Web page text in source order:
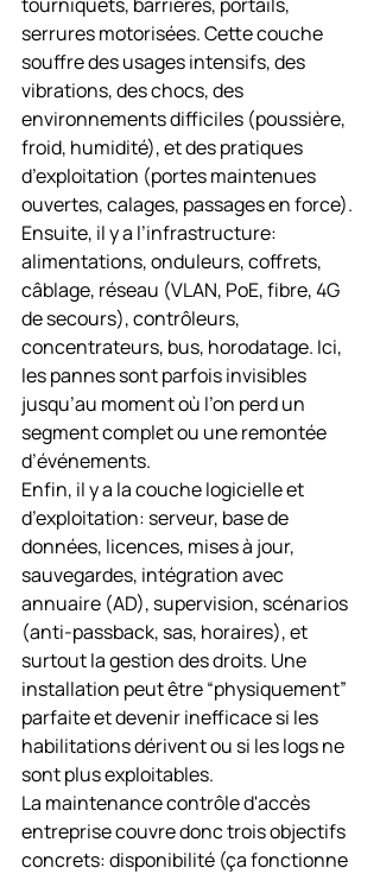
serrures motorisées. Cette couche
souffre des usages intensifs, des
vibrations, des chocs, des
environnements difficiles (poussière,
froid, humidité), et des pratiques
d’exploitation (portes maintenues
ouvertes, calages, passages en force).
Ensuite, il y a l’infrastructure:
alimentations, onduleurs, coffrets,
câblage, réseau (VLAN, PoE, fibre, 4G
de secours), contrôleurs,
concentrateurs, bus, horodatage. Ici,
les pannes sont parfois invisibles
jusqu’au moment où l’on perd un
segment complet ou une remontée
d’événements.
Enfin, il y a la couche logicielle et
d’exploitation: serveur, base de
données, licences, mises à jour,
sauvegardes, intégration avec
annuaire (AD), supervision, scénarios
(anti-passback, sas, horaires), et
surtout la gestion des droits. Une
installation peut être “physiquement”
parfaite et devenir inefficace si les
habilitations dérivent ou si les logs ne
sont plus exploitables.
La maintenance contrôle d'accès
entreprise couvre donc trois objectifs
concrets: disponibilité (ça fonctionne